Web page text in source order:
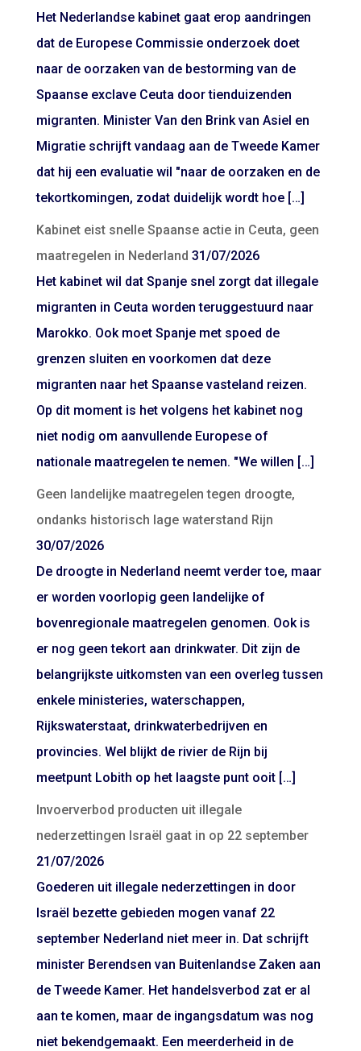
Het Nederlandse kabinet gaat erop aandringen
dat de Europese Commissie onderzoek doet
naar de oorzaken van de bestorming van de
Spaanse exclave Ceuta door tienduizenden
migranten. Minister Van den Brink van Asiel en
Migratie schrijft vandaag aan de Tweede Kamer
dat hij een evaluatie wil "naar de oorzaken en de
tekortkomingen, zodat duidelijk wordt hoe […]
Kabinet eist snelle Spaanse actie in Ceuta, geen
maatregelen in Nederland 31/07/2026
Het kabinet wil dat Spanje snel zorgt dat illegale
migranten in Ceuta worden teruggestuurd naar
Marokko. Ook moet Spanje met spoed de
grenzen sluiten en voorkomen dat deze
migranten naar het Spaanse vasteland reizen.
Op dit moment is het volgens het kabinet nog
niet nodig om aanvullende Europese of
nationale maatregelen te nemen. "We willen […]
Geen landelijke maatregelen tegen droogte,
ondanks historisch lage waterstand Rijn
30/07/2026
De droogte in Nederland neemt verder toe, maar
er worden voorlopig geen landelijke of
bovenregionale maatregelen genomen. Ook is
er nog geen tekort aan drinkwater. Dit zijn de
belangrijkste uitkomsten van een overleg tussen
enkele ministeries, waterschappen,
Rijkswaterstaat, drinkwaterbedrijven en
provincies. Wel blijkt de rivier de Rijn bij
meetpunt Lobith op het laagste punt ooit […]
Invoerverbod producten uit illegale
nederzettingen Israël gaat in op 22 september
21/07/2026
Goederen uit illegale nederzettingen in door
Israël bezette gebieden mogen vanaf 22
september Nederland niet meer in. Dat schrijft
minister Berendsen van Buitenlandse Zaken aan
de Tweede Kamer. Het handelsverbod zat er al
aan te komen, maar de ingangsdatum was nog
niet bekendgemaakt. Een meerderheid in de